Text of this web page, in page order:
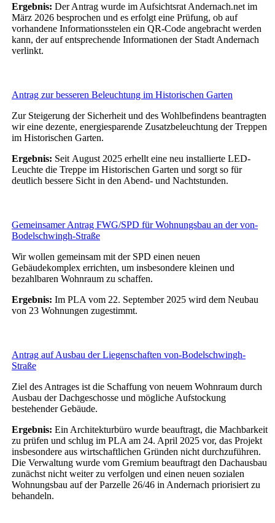
Ergebnis: Der Antrag wurde im Aufsichtsrat Andernach.net im
März 2026 besprochen und es erfolgt eine Prüfung, ob auf
vorhandene Informationsstelen ein QR-Code angebracht werden
kann, der auf entsprechende Informationen der Stadt Andernach
verlinkt.
Antrag zur besseren Beleuchtung im Historischen Garten
Zur Steigerung der Sicherheit und des Wohlbefindens beantragten
wir eine dezente, energiesparende Zusatzbeleuchtung der Treppen
im Historischen Garten.
Ergebnis: Seit August 2025 erhellt eine neu installierte LED-
Leuchte die Treppe im Historischen Garten und sorgt so für
deutlich bessere Sicht in den Abend- und Nachtstunden.
Gemeinsamer Antrag FWG/SPD für Wohnungsbau an der von-
Bodelschwingh-Straße
Wir wollen gemeinsam mit der SPD einen neuen
Gebäudekomplex errichten, um insbesondere kleinen und
bezahlbaren Wohnraum zu schaffen.
Ergebnis: Im PLA vom 22. September 2025 wird dem Neubau
von 23 Wohnungen zugestimmt.
Antrag auf Ausbau der Liegenschaften von-Bodelschwingh-
Straße
Ziel des Antrages ist die Schaffung von neuem Wohnraum durch
Ausbau der Dachgeschosse und mögliche Aufstockung
bestehender Gebäude.
Ergebnis: Ein Architekturbüro wurde beauftragt, die Machbarkeit
zu prüfen und schlug im PLA am 24. April 2025 vor, das Projekt
insbesondere aus wirtschaftlichen Gründen nicht durchzuführen.
Die Verwaltung wurde vom Gremium beauftragt den Dachausbau
zunächst nicht weiter zu verfolgen und einen neuen sozialen
Wohnungsbau auf der Parzelle 26/46 in Andernach priorisiert zu
behandeln.